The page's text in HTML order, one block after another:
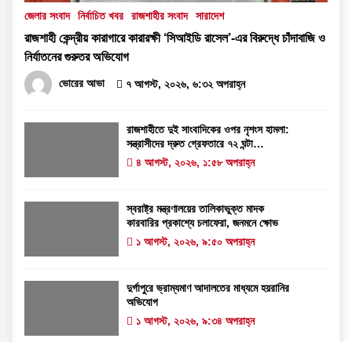
জেলার সংবাদ নির্বাচিত খবর রাজশাহীর সংবাদ সারাদেশ
রাজশাহী কেন্দ্রীয় কারাগারে কারারক্ষী ‘সিআইডি রাসেল’-এর বিরুদ্ধে চাঁদাবাজি ও
নির্যাতনের গুরুতর অভিযোগ
ভোরের আভা ৭ আগস্ট, ২০২৬, ৬:৩২ অপরাহ্ন
রাজশাহীতে দুই সাংবাদিকের ওপর নৃশংস হামলা:
সন্ত্রাসীদের দ্রুত গ্রেফতারে ৭২ ঘন্টা
আলটিমেটাম
৪ আগস্ট, ২০২৬, ১:৫৮ অপরাহ্ন
স্বরাষ্ট্র মন্ত্রণালয়ের তালিকাভুক্ত মাদক
কারবারির প্রকাশ্যে চলাফেরা, জনমনে ক্ষোভ
১ আগস্ট, ২০২৬, ৯:৫০ অপরাহ্ন
দুর্গাপুরে ভ্রাম্যমাণ আদালতের মাধ্যমে হয়রানির
অভিযোগ
১ আগস্ট, ২০২৬, ৯:৩৪ অপরাহ্ন